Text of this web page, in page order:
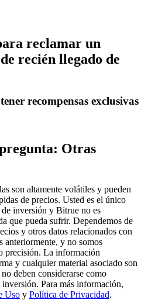
como garantía
de Copia
y comisiones de copy trading
reclamar un
recién llegado de
recompensas exclusivas
Otras
son altamente volátiles y pueden
de precios. Usted es el único
de inversión y Bitrue no es
que pueda sufrir. Dependemos de
y otros datos relacionados con
anteriormente, y no somos
precisión. La información
y cualquier material asociado son
deben considerarse como
Para más información,
Uso y Política de Privacidad.